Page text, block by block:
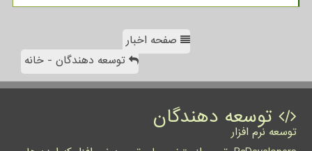
صفحه اخبار
توسعه دهندگان - خانه
توسعه دهندگان
توسعه نرم افزار